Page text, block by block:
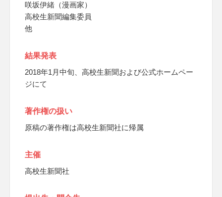
咲坂伊緒（漫画家）
高校生新聞編集委員
他
結果発表
2018年1月中旬、高校生新聞および公式ホームペー
ジにて
著作権の扱い
原稿の著作権は高校生新聞社に帰属
主催
高校生新聞社